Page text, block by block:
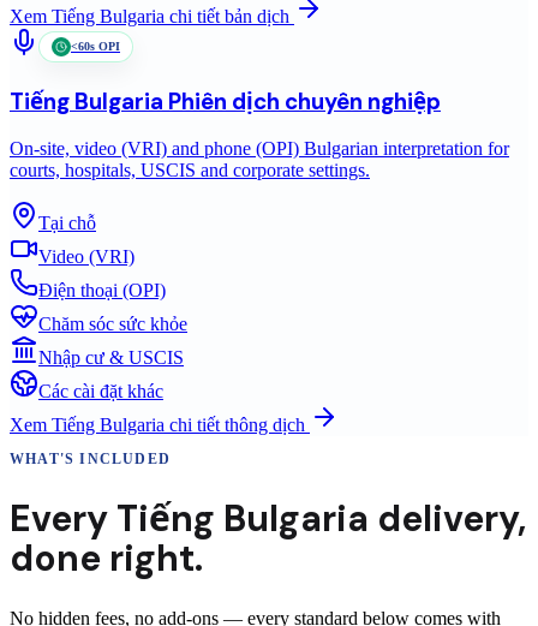
Xem Tiếng Bulgaria chi tiết bản dịch
<60s OPI
Tiếng Bulgaria Phiên dịch chuyên nghiệp
On-site, video (VRI) and phone (OPI) Bulgarian interpretation for
courts, hospitals, USCIS and corporate settings.
Tại chỗ
Video (VRI)
Điện thoại (OPI)
Chăm sóc sức khỏe
Nhập cư & USCIS
Các cài đặt khác
Xem Tiếng Bulgaria chi tiết thông dịch
WHAT'S INCLUDED
Every Tiếng Bulgaria delivery,
done right.
No hidden fees, no add-ons — every standard below comes with